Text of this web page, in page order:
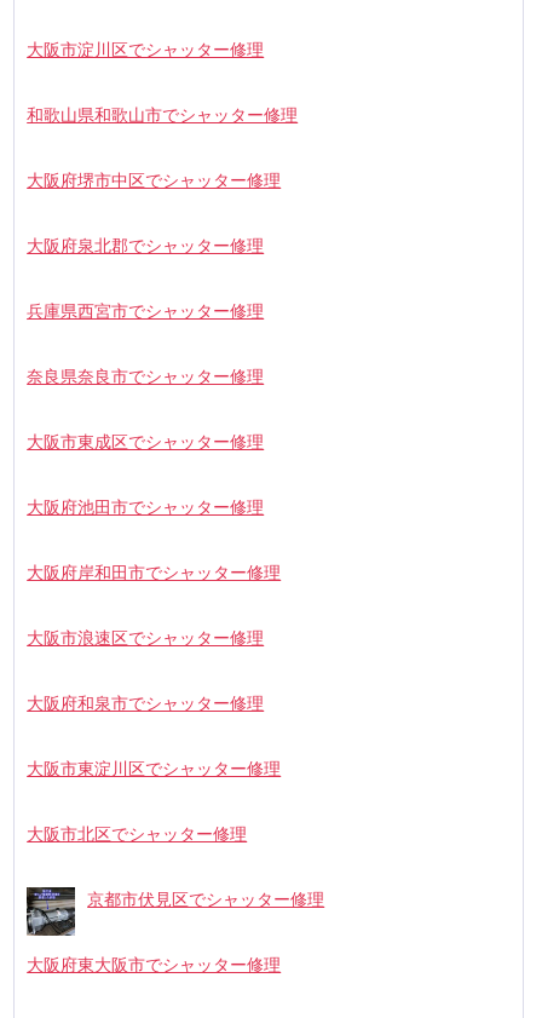
大阪市淀川区でシャッター修理
和歌山県和歌山市でシャッター修理
大阪府堺市中区でシャッター修理
大阪府泉北郡でシャッター修理
兵庫県西宮市でシャッター修理
奈良県奈良市でシャッター修理
大阪市東成区でシャッター修理
大阪府池田市でシャッター修理
大阪府岸和田市でシャッター修理
大阪市浪速区でシャッター修理
大阪府和泉市でシャッター修理
大阪市東淀川区でシャッター修理
大阪市北区でシャッター修理
京都市伏見区でシャッター修理
大阪府東大阪市でシャッター修理